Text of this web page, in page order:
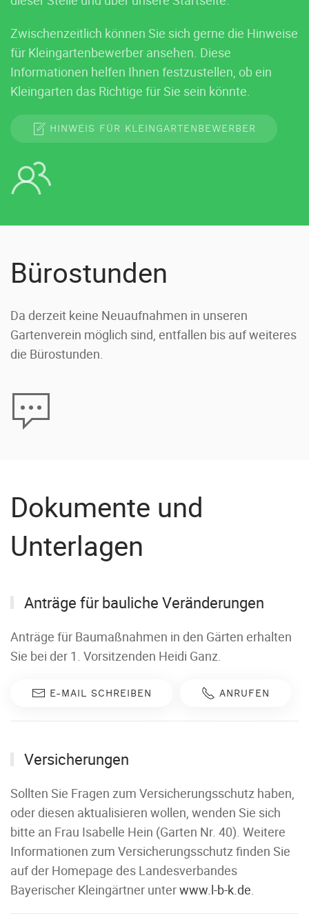
Zwischenzeitlich können Sie sich gerne die Hinweise
für Kleingartenbewerber ansehen. Diese
Informationen helfen Ihnen festzustellen, ob ein
Kleingarten das Richtige für Sie sein könnte.
HINWEIS FÜR KLEINGARTENBEWERBER
Bürostunden
Da derzeit keine Neuaufnahmen in unseren
Gartenverein möglich sind, entfallen bis auf weiteres
die Bürostunden.
Dokumente und
Unterlagen
Anträge für bauliche Veränderungen
Anträge für Baumaßnahmen in den Gärten erhalten
Sie bei der 1. Vorsitzenden Heidi Ganz.
E-MAIL SCHREIBEN ANRUFEN
Versicherungen
Sollten Sie Fragen zum Versicherungsschutz haben,
oder diesen aktualisieren wollen, wenden Sie sich
bitte an Frau Isabelle Hein (Garten Nr. 40). Weitere
Informationen zum Versicherungsschutz finden Sie
auf der Homepage des Landesverbandes
Bayerischer Kleingärtner unterwww.l-b-k.de.